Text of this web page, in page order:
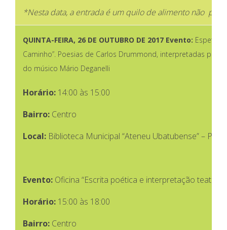
*Nesta data, a entrada é um quilo de alimento não
QUINTA-FEIRA, 26 DE OUTUBRO DE 2017 Evento:
Caminho”. Poesias de Carlos Drummond, interpretadas por
do músico Mário Deganelli
Horário: 14:00 às 15:00
Bairro: Centro
Local: Biblioteca Municipal “Ateneu Ubatubense” –
Evento: Oficina “Escrita poética e interpretação
Horário: 15:00 às 18:00
Bairro: Centro